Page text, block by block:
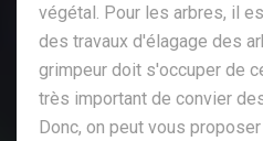
végétal. Pour les arbres, il
des travaux d'élagage des
grimpeur doit s'occuper de
très important de convier
Donc, on peut vous